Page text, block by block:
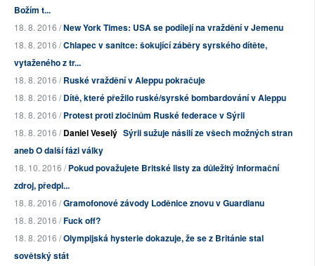
Božím t...
18. 8. 2016 /New York Times: USA se podílejí na vraždění v Jemenu
18. 8. 2016 /Chlapec v sanitce: šokující záběry syrského dítěte,
vytaženého z tr...
18. 8. 2016 /Ruské vraždění v Aleppu pokračuje
18. 8. 2016 /Dítě, které přežilo ruské/syrské bombardování v Aleppu
18. 8. 2016 /Protest proti zločinům Ruské federace v Sýrii
18. 8. 2016 /Daniel Veselý Sýrii sužuje násilí ze všech možných stran
aneb O další fázi války
18. 10. 2016 /Pokud považujete Britské listy za důležitý informační
zdroj, předpl...
18. 8. 2016 /Gramofonové závody Loděnice znovu v Guardianu
18. 8. 2016 /Fuck off?
18. 8. 2016 /Olympijská hysterie dokazuje, že se z Británie stal
sovětský stát